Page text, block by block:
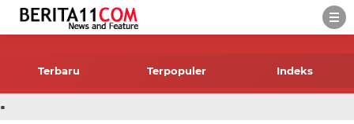
Terbaru Terpopuler Indeks
.